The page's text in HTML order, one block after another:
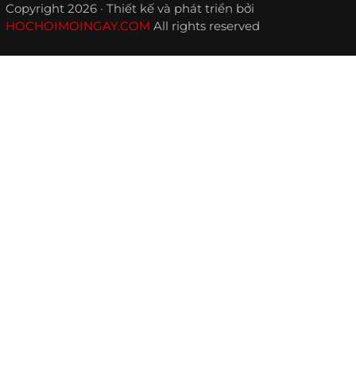
Copyright 2026 · Thiết kế và phát triển bởi
HOCHOIMOINGAY.COM All rights reserved